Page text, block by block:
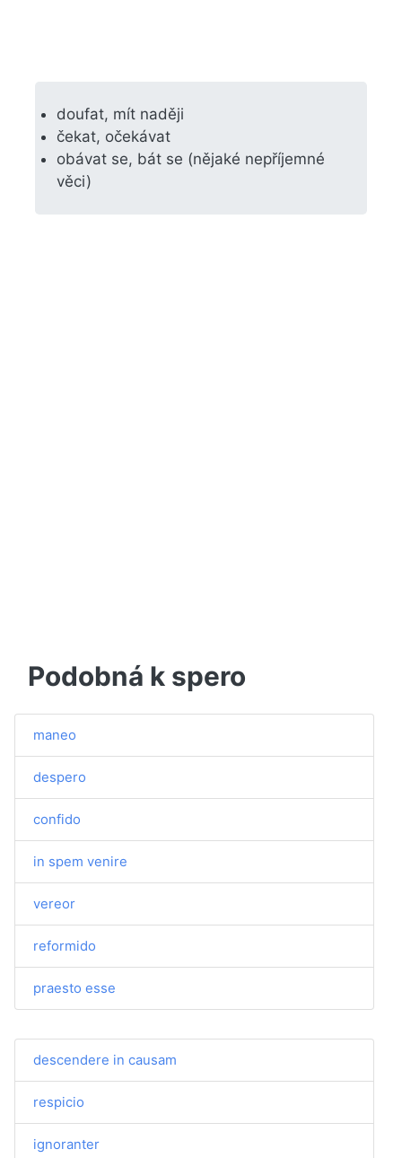
doufat, mít naději
čekat, očekávat
obávat se, bát se (nějaké nepříjemné
věci)
Podobná k spero
maneo
despero
confido
in spem venire
vereor
reformido
praesto esse
descendere in causam
respicio
ignoranter